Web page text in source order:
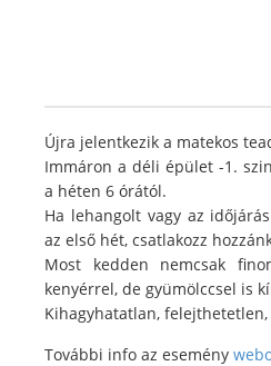
Újra jelentkezik a matekos
Immáron a déli épület -1.
a héten 6 órától.
Ha lehangolt vagy az
az első hét, csatlakozz
Most kedden nemcsak
kenyérrel, de gyümölccsel is
Kihagyhatatlan, felejthetetlen,
További info az esemény